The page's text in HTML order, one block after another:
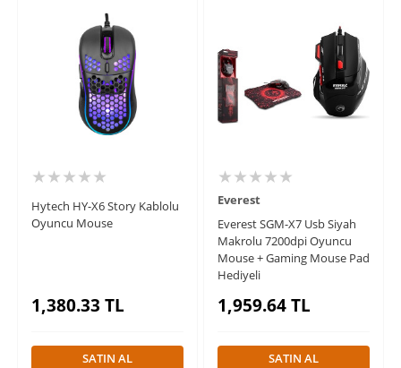
★★★★★
Hytech HY-X6 Story Kablolu
Oyuncu Mouse
1,380.33 TL
SATIN AL
★★★★★
Everest
Everest SGM-X7 Usb Siyah
Makrolu 7200dpi Oyuncu
Mouse + Gaming Mouse Pad
Hediyeli
1,959.64TL
SATIN AL